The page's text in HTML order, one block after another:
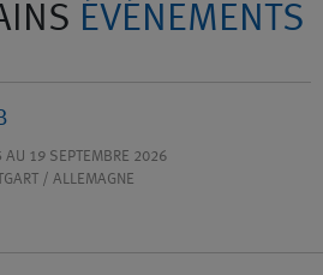
ÉVÉNEMENTS
AU 19 SEPTEMBRE 2026
/ ALLEMAGNE